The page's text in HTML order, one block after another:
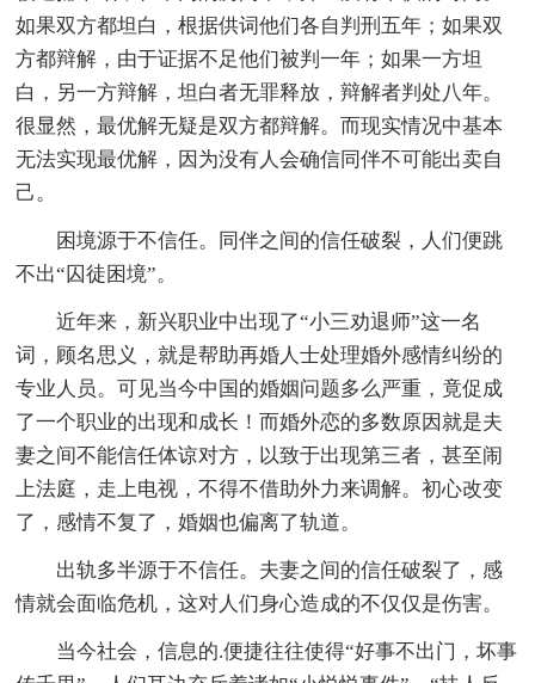
如果双方都坦白，根据供词他们各自判刑五年；如果双
方都辩解，由于证据不足他们被判一年；如果一方坦
白，另一方辩解，坦白者无罪释放，辩解者判处八年。
很显然，最优解无疑是双方都辩解。而现实情况中基本
无法实现最优解，因为没有人会确信同伴不可能出卖自
己。
困境源于不信任。同伴之间的信任破裂，人们便跳
不出“囚徒困境”。
近年来，新兴职业中出现了“小三劝退师”这一名
词，顾名思义，就是帮助再婚人士处理婚外感情纠纷的
专业人员。可见当今中国的婚姻问题多么严重，竟促成
了一个职业的出现和成长！而婚外恋的多数原因就是夫
妻之间不能信任体谅对方，以致于出现第三者，甚至闹
上法庭，走上电视，不得不借助外力来调解。初心改变
了，感情不复了，婚姻也偏离了轨道。
出轨多半源于不信任。夫妻之间的信任破裂了，感
情就会面临危机，这对人们身心造成的不仅仅是伤害。
当今社会，信息的.便捷往往使得“好事不出门，坏事